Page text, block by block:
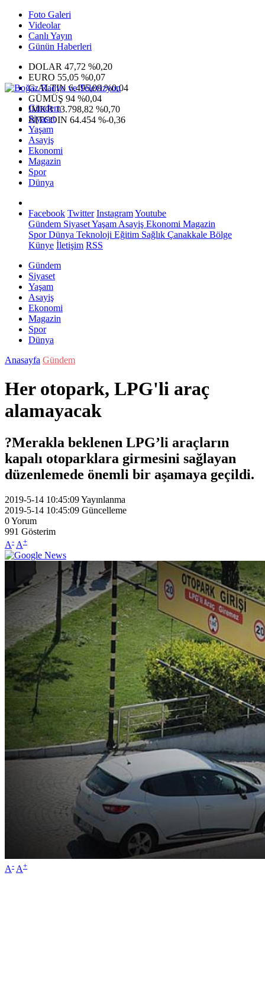
Foto Galeri
Videolar
Canlı Yayın
Günün Haberleri
DOLAR 47,72 %0,20
EURO 55,05 %0,07
G.ALTIN6.495,09 %0,04
GÜMÜŞ 94 %0,04
IMKB13.798,82 %0,70
BITCOIN 64.454 %-0,36
Gündem
Siyaset
Yaşam
Asayiş
Ekonomi
Magazin
Spor
Dünya
Facebook Twitter InstagramYoutube
Gündem SiyasetYaşam Asayiş Ekonomi Magazin
SporDünya Teknoloji Eğitim Sağlık Çanakkale Bölge
Künye İletişim RSS
Gündem
Siyaset
Yaşam
Asayiş
Ekonomi
Magazin
Spor
Dünya
Anasayfa Gündem
Her otopark, LPG'li araç
alamayacak
?Merakla beklenen LPG’li araçların
kapalı otoparklara girmesini sağlayan
düzenlemede önemli bir aşamaya geçildi.
2019-5-14 10:45:09Yayınlanma
2019-5-14 10:45:09 Güncelleme
0Yorum
991 Gösterim
A- A+
A- A+